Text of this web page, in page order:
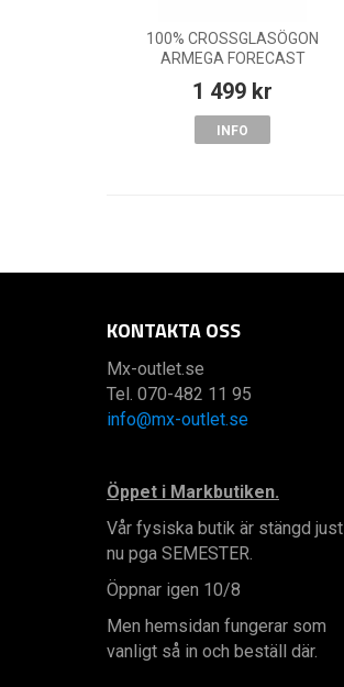
100% CROSSGLASÖGON
ARMEGA FORECAST
LENS
1 499 kr
INFO
KONTAKTA OSS
Mx-outlet.se
Tel. 070-482 11 95
info@mx-outlet.se
Öppet i Markbutiken.
Vår fysiska butik är stängd just
nu pga SEMESTER.
Öppnar igen 10/8
Men hemsidan fungerar som
vanligt så in och beställ där.